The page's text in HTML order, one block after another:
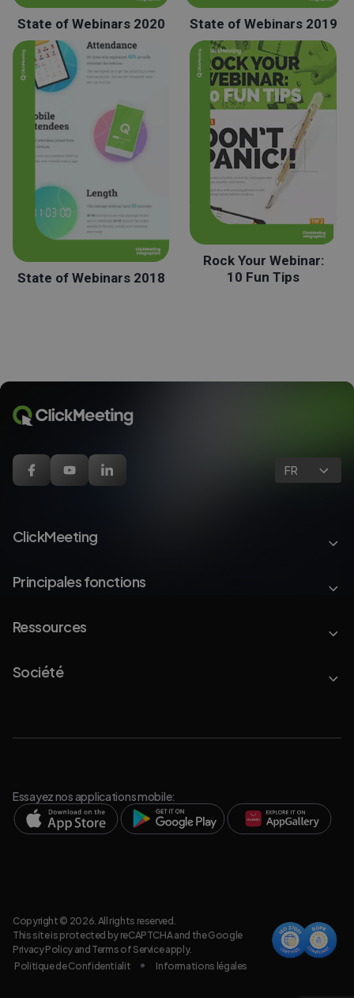
State of Webinars 2020 State of Webinars 2019
State of Webinars 2018
Rock Your Webinar:
10 Fun Tips
FR
ClickMeeting
Principales fonctions
Ressources
Société
Essayez nos applications mobile:
Copyright © 2026. All rights reserved.
This site is protected by reCAPTCHA and the Google
Privacy Policyand Terms of Serviceapply.
Politique de Confidentialit
Informations légales